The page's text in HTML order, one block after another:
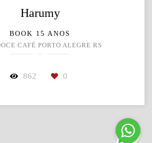
Harumy
BOOK 15 ANOS
CAFÉ PORTO ALEGRE RS
862 0